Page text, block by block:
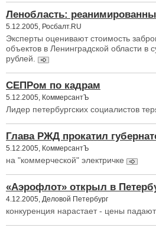
Ленобласть:
5.12.2005, Росбалт.RU
Эксперты оценивают стоимость
объектов в Ленинградской области в
рублей.
СЕПРом по кадрам
5.12.2005, КоммерсантЪ
Лидер петербургских социалистов
Глава РЖД прокатил
5.12.2005, КоммерсантЪ
на "коммерческой" электричке
«Аэрофлот» открыл в
4.12.2005, Деловой Петербург
конкуренция нарастает - цены падают